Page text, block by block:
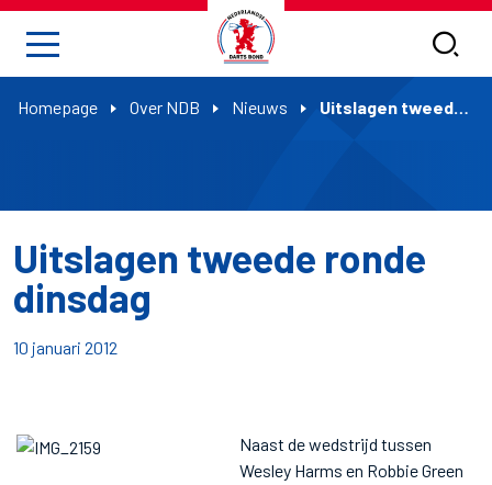
Homepage Over NDB Nieuws Uitslagen tweede ronde dinsdag
Uitslagen tweede ronde
dinsdag
10 januari 2012
Naast de wedstrijd tussen
Wesley Harms en Robbie Green